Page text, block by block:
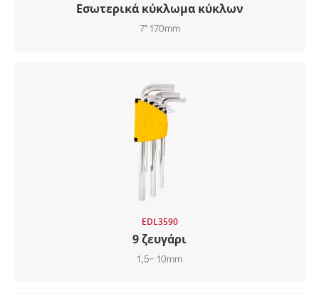
Εσωτερικά κύκλωμα κύκλων
7" 170mm
EDL3590
9 ζευγάρι
1,5- 10mm